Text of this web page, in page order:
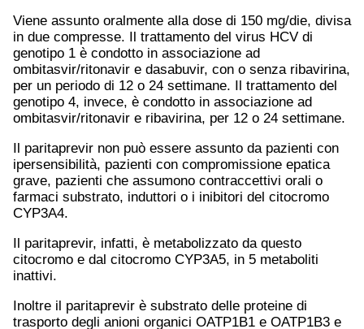
Viene assunto oralmente alla dose di 150 mg/die, divisa
in due compresse. Il trattamento del virus HCV di
genotipo 1 è condotto in associazione ad
ombitasvir/ritonavir e dasabuvir, con o senza ribavirina,
per un periodo di 12 o 24 settimane. Il trattamento del
genotipo 4, invece, è condotto in associazione ad
ombitasvir/ritonavir e ribavirina, per 12 o 24 settimane.
Il paritaprevir non può essere assunto da pazienti con
ipersensibilità, pazienti con compromissione epatica
grave, pazienti che assumono contraccettivi orali o
farmaci substrato, induttori o i inibitori del citocromo
CYP3A4.
Il paritaprevir, infatti, è metabolizzato da questo
citocromo e dal citocromo CYP3A5, in 5 metaboliti
inattivi.
Inoltre il paritaprevir è substrato delle proteine di
trasporto degli anioni organici OATP1B1 e OATP1B3 e